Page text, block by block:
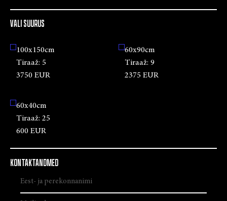
VALI SUURUS
100x150cm
Tiraaž: 5
3750 EUR
60x90cm
Tiraaž: 9
2375 EUR
60x40cm
Tiraaž: 25
600 EUR
KONTAKTANDMED